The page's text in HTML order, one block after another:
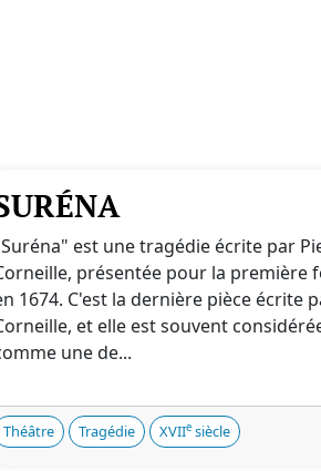
est une tragédie écrite par
présentée pour la première
1674. C'est la dernière pièce écrite
et elle est souvent
une de...
Théâtre Tragédie XVIIe siècle